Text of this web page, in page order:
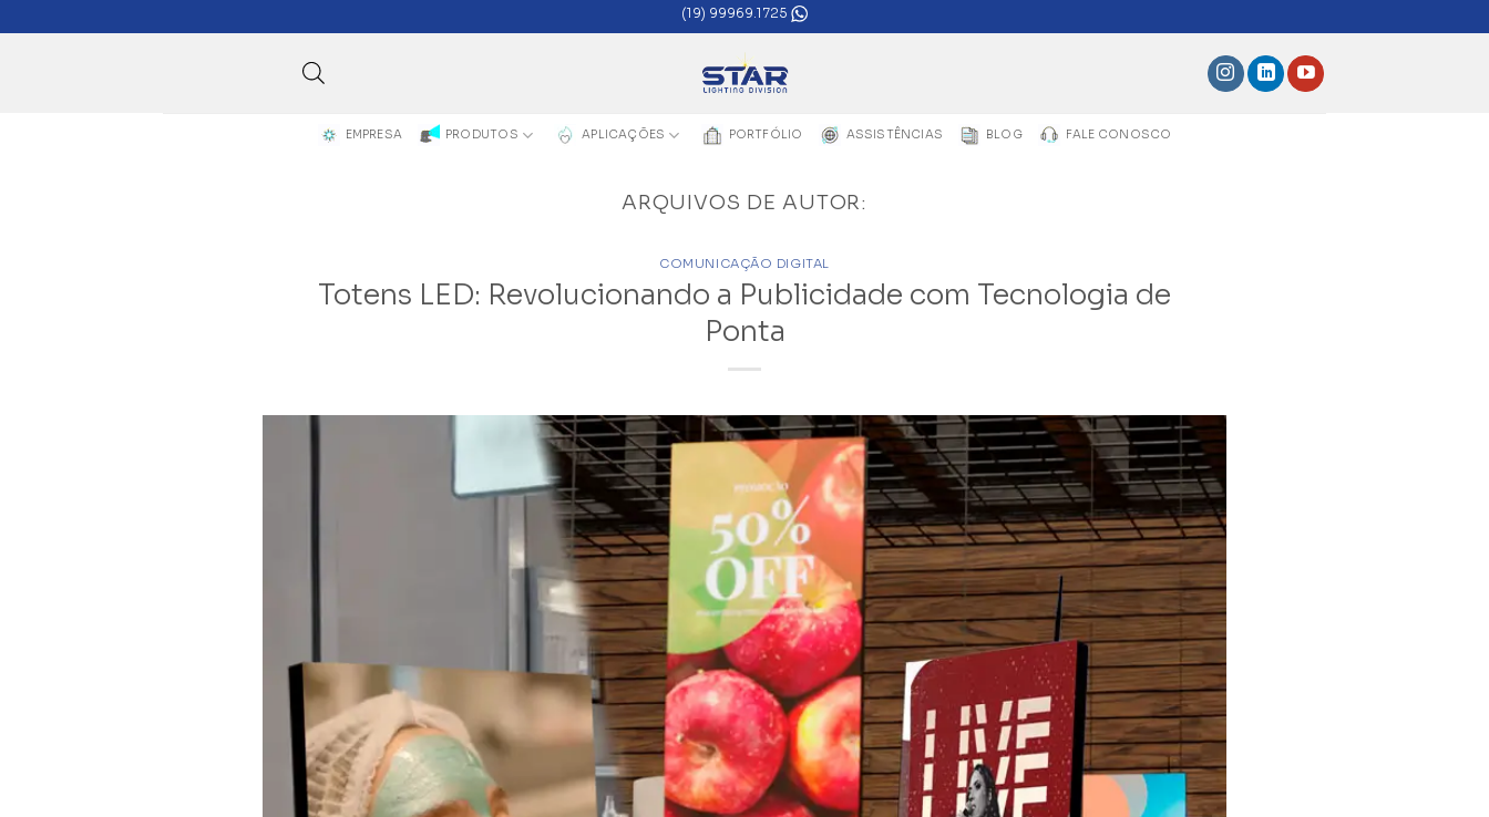
to
(19) 99969.1725
EMPRESA PRODUTOS APLICAÇÕES PORTFÓLIO ASSISTÊNCIAS BLOG FALE CONOSCO
ARQUIVOS DE AUTOR:
COMUNICAÇÃO DIGITAL
Totens LED: Revolucionando a Publicidade com Tecnologia de
Ponta